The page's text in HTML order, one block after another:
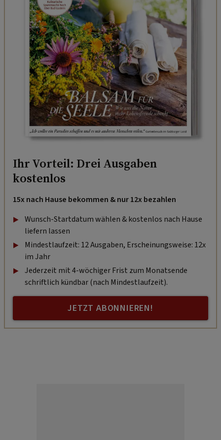
Ihr Vorteil: Drei Ausgaben
kostenlos
15x nach Hause bekommen & nur 12x bezahlen
Wunsch-Startdatum wählen & kostenlos nach Hause
liefern lassen
Mindestlaufzeit: 12 Ausgaben, Erscheinungsweise: 12x
im Jahr
Jederzeit mit 4-wöchiger Frist zum Monatsende
schriftlich kündbar (nach Mindestlaufzeit).
JETZT ABONNIEREN!